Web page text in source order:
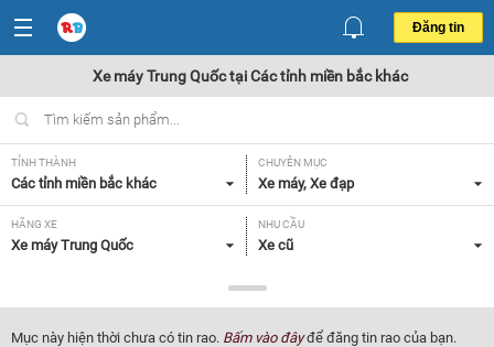
Đăng tin
Xe máy Trung Quốc tại Các tỉnh miền bắc khác
TỈNH THÀNH
Các tỉnh miền bắc khác
CHUYÊN MỤC
Xe máy, Xe đạp
HÃNG XE
Xe máy Trung Quốc
NHU CẦU
Xe cũ
Tất cả
Mục này hiện thời chưa có tin rao. Bấm vào đâyđể đăng tin rao của bạn.